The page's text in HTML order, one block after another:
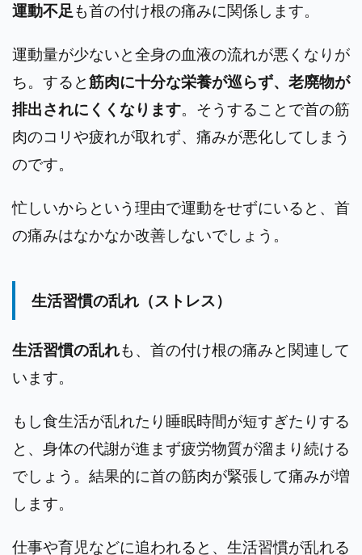
運動不足 も首の付け根の痛みに関係します。
運動量が少ないと全身の血液の流れが悪くなりが
ち。すると筋肉に十分な栄養が巡らず、老廃物が
排出されにくくなります。 そうすることで首の筋
肉のコリや疲れが取れず、痛みが悪化してしまう
のです。
忙しいからという理由で運動をせずにいると、首
の痛みはなかなか改善しないでしょう。
生活習慣の乱れ（ストレス）
生活習慣の乱れも、首の付け根の痛みと関連して
います。
もし食生活が乱れたり睡眠時間が短すぎたりする
と、身体の代謝が進まず疲労物質が溜まり続ける
でしょう。結果的に首の筋肉が緊張して痛みが増
します。
仕事や育児などに追われると、生活習慣が乱れる